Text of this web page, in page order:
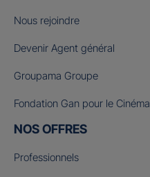
Nous rejoindre
Devenir Agent général
Groupama Groupe
Fondation Gan pour le Cinéma
NOS OFFRES
Professionnels